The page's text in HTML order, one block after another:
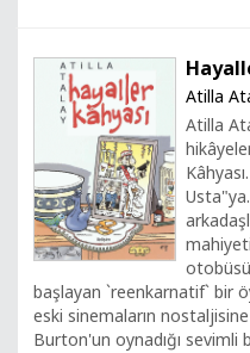
Atilla
Atilla
başlayan `reenkarnatif` bir
eski sinemaların
Burton'un oynadığı sevimli